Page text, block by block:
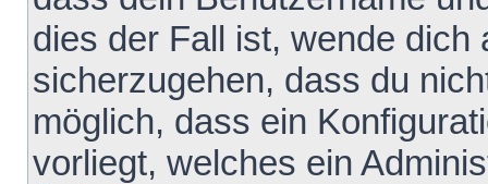
dies der Fall ist, wende dich
sicherzugehen, dass du
möglich, dass ein
vorliegt, welches ein